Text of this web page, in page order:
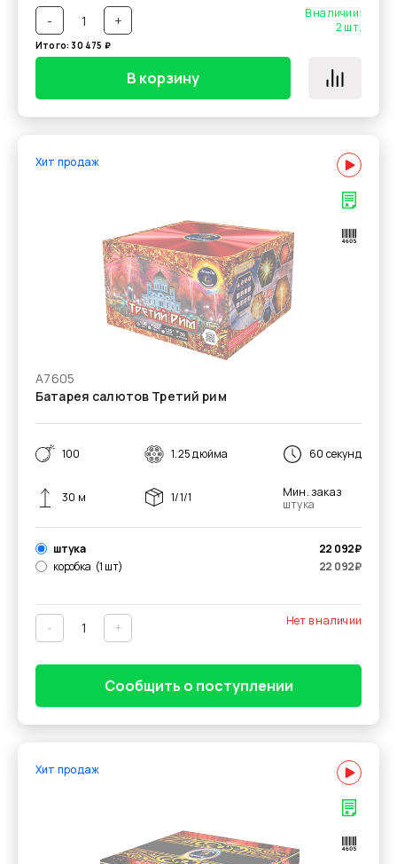
- +
В наличии:
2 шт.
Итого:30 475 ₽
В корзину
Хит продаж
А7605
Батарея салютов Третий рим
100 1.25 дюйма 60 секунд
30 м 1/1/1
Мин. заказ
штука
штука 22 092₽
коробка (1 шт) 22 092₽
- + Нет в наличии
Сообщить о поступлении
Хит продаж